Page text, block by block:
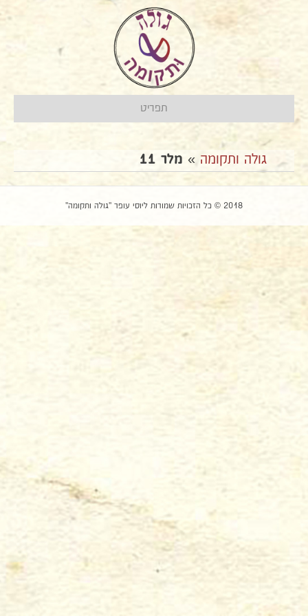
תפריט
גולה ותקומה » מלר 11
2018 © כל הזכויות שמורות ליוסי עופר "גולה ותקומה"